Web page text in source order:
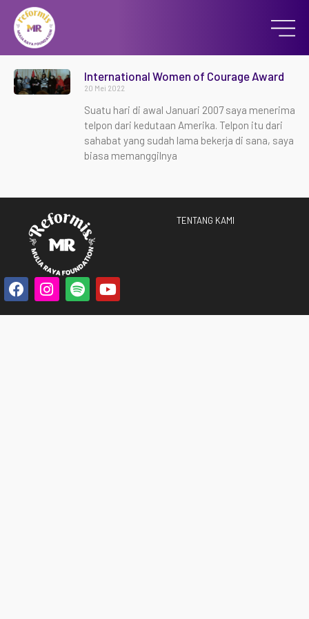
International Women of Courage Award
20 Mei 2022
Suatu hari di awal Januari 2007 saya menerima
telpon dari kedutaan Amerika. Telpon itu dari
sahabat yang sudah lama bekerja di sana, saya
biasa memanggilnya
TENTANG KAMI